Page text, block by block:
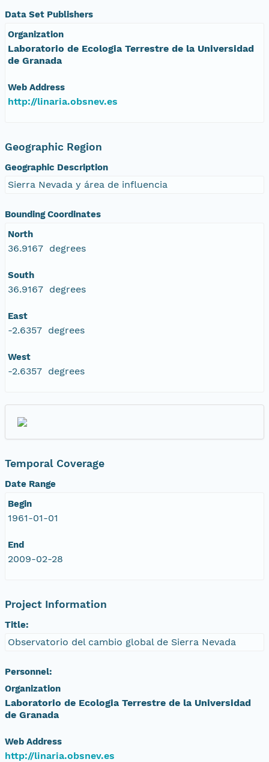
Data Set Publishers
Organization
Laboratorio de Ecologia Terrestre de la Universidad
de Granada
Web Address
http://linaria.obsnev.es
Geographic Region
Geographic Description
Sierra Nevada y área de influencia
Bounding Coordinates
North
36.9167 degrees
South
36.9167 degrees
East
-2.6357 degrees
West
-2.6357 degrees
Temporal Coverage
Date Range
Begin
1961-01-01
End
2009-02-28
Project Information
Title:
Observatorio del cambio global de Sierra Nevada
Personnel:
Organization
Laboratorio de Ecologia Terrestre de la Universidad
de Granada
Web Address
http://linaria.obsnev.es